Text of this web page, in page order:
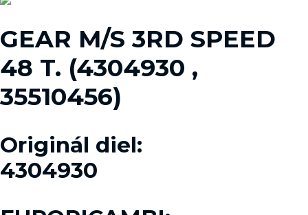
GEAR M/S 3RD SPEED
48 T. (4304930 ,
35510456)
Originál diel:
4304930